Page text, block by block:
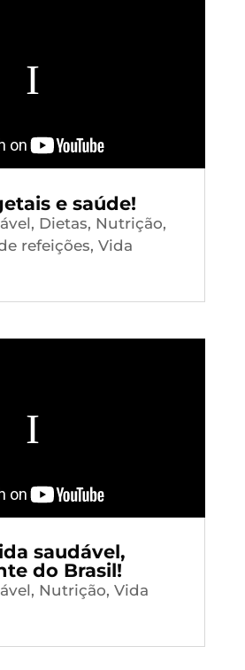
e saúde!
, Dietas, Nutrição,
refeições, Vida
saudável,
do Brasil!
, Nutrição, Vida